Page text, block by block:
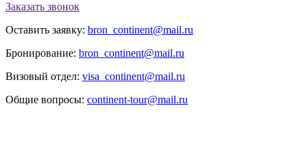
Заказать звонок
Оставить заявку: bron_continent@mail.ru
Бронирование: bron_continent@mail.ru
Визовый отдел: visa_continent@mail.ru
Общие вопросы: continent-tour@mail.ru